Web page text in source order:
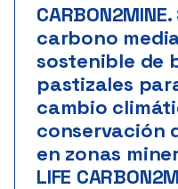
carbono
sostenible de
pastizales
cambio
conservación
en zonas
LIFE